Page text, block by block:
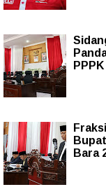
Bara